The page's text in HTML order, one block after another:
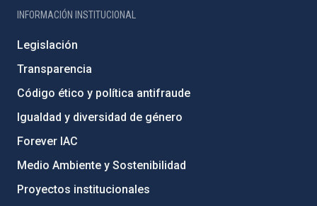
INFORMACIÓN INSTITUCIONAL
Legislación
Transparencia
Código ético y política antifraude
Igualdad y diversidad de género
Forever IAC
Medio Ambiente y Sostenibilidad
Proyectos institucionales